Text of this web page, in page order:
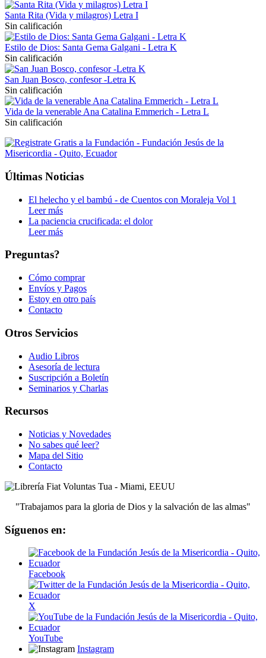
Santa Rita (Vida y milagros) Letra I
Sin calificación
Estilo de Dios: Santa Gema Galgani - Letra K
Sin calificación
San Juan Bosco, confesor -Letra K
Sin calificación
Vida de la venerable Ana Catalina Emmerich - Letra L
Sin calificación
Últimas Noticias
El helecho y el bambú - de Cuentos con Moraleja Vol 1
Leer más
La paciencia crucificada: el dolor
Leer más
Preguntas?
Cómo comprar
Envíos y Pagos
Estoy en otro país
Contacto
Otros Servicios
Audio Libros
Asesoría de lectura
Suscripción a Boletín
Seminarios y Charlas
Recursos
Noticias y Novedades
No sabes qué leer?
Mapa del Sitio
Contacto
"Trabajamos para la gloria de Dios y la salvación de las almas"
Síguenos en:
Facebook
X
YouTube
Instagram